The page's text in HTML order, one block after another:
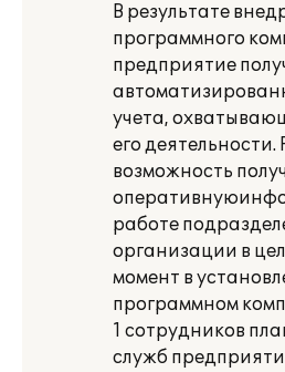
В результате
программного
предприятие
учета,
его деятельности.
возможность
работе
организации в
момент в
программном
1 сотрудников
служб